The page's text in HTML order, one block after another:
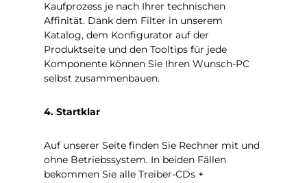
Kaufprozess je nach Ihrer technischen
Affinität. Dank dem Filter in unserem
Katalog, dem Konfigurator auf der
Produktseite und den Tooltips für jede
Komponente können Sie Ihren Wunsch-PC
selbst zusammenbauen.
4. Startklar
Auf unserer Seite finden Sie Rechner mit und
ohne Betriebssystem. In beiden Fällen
bekommen Sie alle Treiber-CDs +